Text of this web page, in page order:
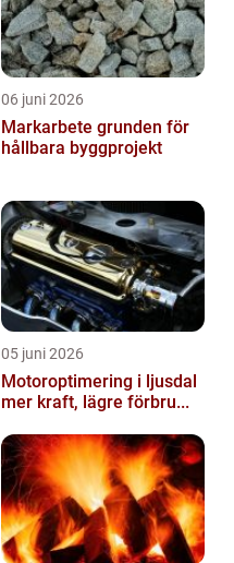
06 juni 2026
Markarbete grunden för
hållbara byggprojekt
05 juni 2026
Motoroptimering i ljusdal
mer kraft, lägre förbru...